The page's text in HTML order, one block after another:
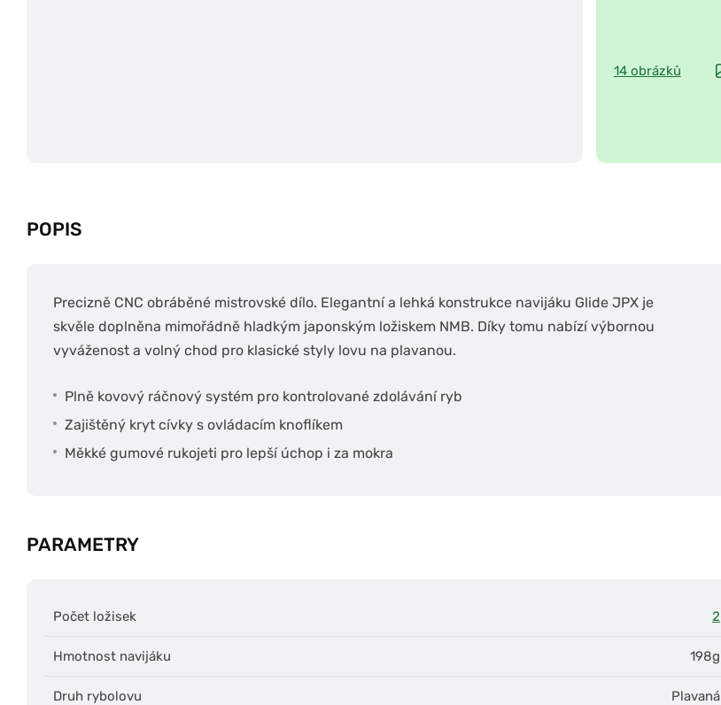
14 obrázků
POPIS
Precizně CNC obráběné mistrovské dílo. Elegantní a lehká konstrukce navijáku Glide JPX je
skvěle doplněna mimořádně hladkým japonským ložiskem NMB. Díky tomu nabízí výbornou
vyváženost a volný chod pro klasické styly lovu na plavanou.
Plně kovový ráčnový systém pro kontrolované zdolávání ryb
Zajištěný kryt cívky s ovládacím knoflíkem
Měkké gumové rukojeti pro lepší úchop i za mokra
PARAMETRY
Počet ložisek 2
Hmotnost navijáku 198g
Druh rybolovu Plavaná